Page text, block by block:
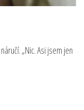
„Nic. Asi jsem jen